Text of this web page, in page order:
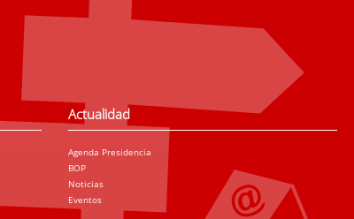
Actualidad
Agenda Presidencia
BOP
Noticias
Eventos